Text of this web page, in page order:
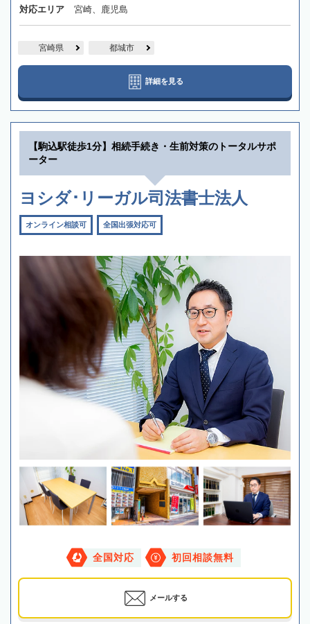
対応エリア 宮崎、鹿児島
宮崎県 都城市
詳細を見る
【駒込駅徒歩1分】相続手続き・生前対策のトータルサポ
ーター
ヨシダ･リーガル司法書士法人
オンライン相談可 全国出張対応可
全国対応 初回相談無料
メールする